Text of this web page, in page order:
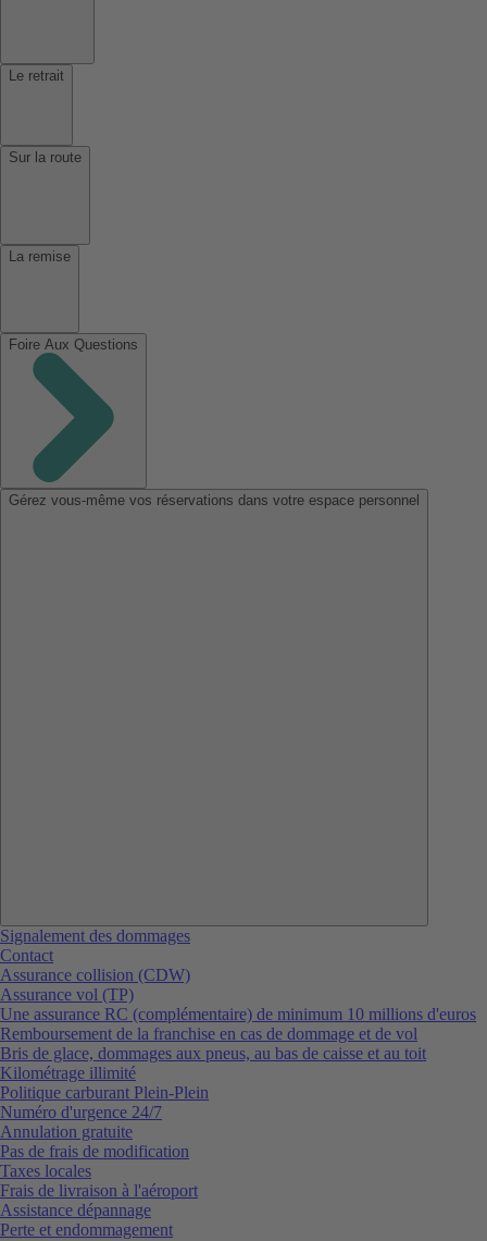
Le retrait
Sur la route
La remise
Foire Aux Questions
Gérez vous-même vos réservations dans votre espace personnel
Signalement des dommages
Contact
Assurance collision (CDW)
Assurance vol (TP)
Une assurance RC (complémentaire) de minimum 10 millions d'euros
Remboursement de la franchise en cas de dommage et de vol
Bris de glace, dommages aux pneus, au bas de caisse et au toit
Kilométrage illimité
Politique carburant Plein-Plein
Numéro d'urgence 24/7
Annulation gratuite
Pas de frais de modification
Taxes locales
Frais de livraison à l'aéroport
Assistance dépannage
Perte et endommagement